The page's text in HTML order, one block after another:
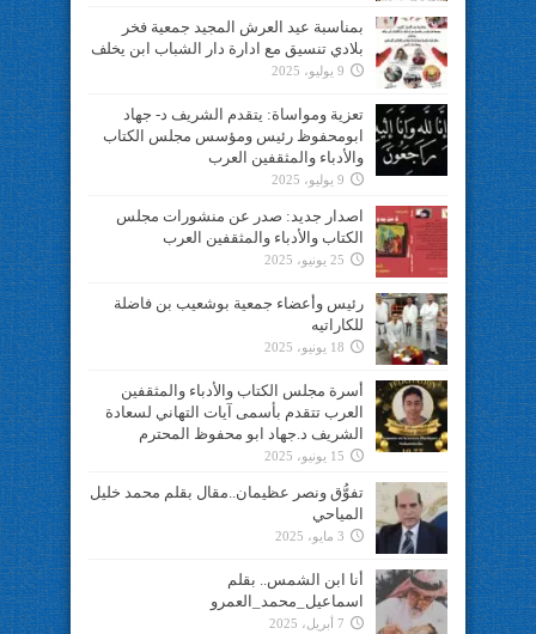
بمناسبة عيد العرش المجيد جمعية فخر
بلادي تنسيق مع ادارة دار الشباب ابن يخلف
9 يوليو، 2025
تعزية ومواساة: يتقدم الشريف د- جهاد
ابومحفوظ رئيس ومؤسس مجلس الكتاب
والأدباء والمثقفين العرب
9 يوليو، 2025
اصدار جديد: صدر عن منشورات مجلس
الكتاب والأدباء والمثقفين العرب
25 يونيو، 2025
رئيس وأعضاء جمعية بوشعيب بن فاضلة
للكاراتيه
18 يونيو، 2025
أسرة مجلس الكتاب والأدباء والمثقفين
العرب تتقدم بأسمى آيات التهاني لسعادة
الشريف د.جهاد ابو محفوظ المحترم
15 يونيو، 2025
تفوُّق ونصر عظيمان..مقال بقلم محمد خليل
المياحي
3 مايو، 2025
أنا ابن الشمس.. بقلم
اسماعيل_محمد_العمرو
7 أبريل، 2025